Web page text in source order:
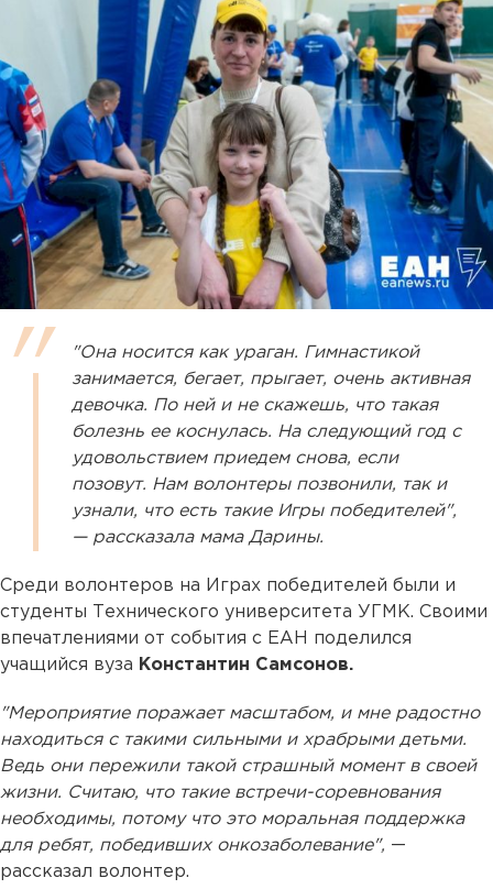
"Она носится как ураган. Гимнастикой
занимается, бегает, прыгает, очень активная
девочка. По ней и не скажешь, что такая
болезнь ее коснулась. На следующий год с
удовольствием приедем снова, если
позовут. Нам волонтеры позвонили, так и
узнали, что есть такие Игры победителей",
— рассказала мама Дарины.
Среди волонтеров на Играх победителей были и
студенты Технического университета УГМК. Своими
впечатлениями от события с ЕАН поделился
учащийся вуза Константин Самсонов.
"Мероприятие поражает масштабом, и мне радостно
находиться с такими сильными и храбрыми детьми.
Ведь они пережили такой страшный момент в своей
жизни. Считаю, что такие встречи-соревнования
необходимы, потому что это моральная поддержка
для ребят, победивших онкозаболевание", —
рассказал волонтер.